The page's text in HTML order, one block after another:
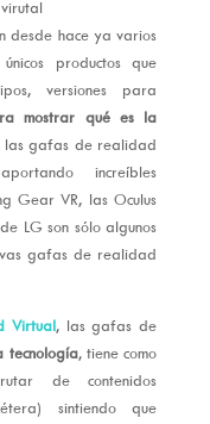
desde hace ya varios
productos que
versiones para
mostrar qué es la
las gafas de realidad
increíbles
Gear VR, las Oculus
LG son sólo algunos
gafas de realidad
Virtual, las gafas de
tecnología, tiene como
de contenidos
sintiendo que